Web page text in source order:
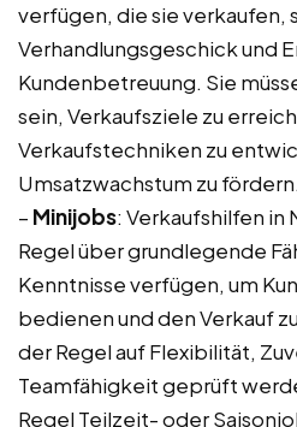
verfügen, die sie verkaufen,
Verhandlungsgeschick und
Kundenbetreuung. Sie
sein, Verkaufsziele zu
Verkaufstechniken zu
Umsatzwachstum zu fördern.
– Minijobs: Verkaufshilfen in
Regel über grundlegende
Kenntnisse verfügen, um
bedienen und den Verkauf
der Regel auf Flexibilität,
Teamfähigkeit geprüft
Regel Teilzeit- oder